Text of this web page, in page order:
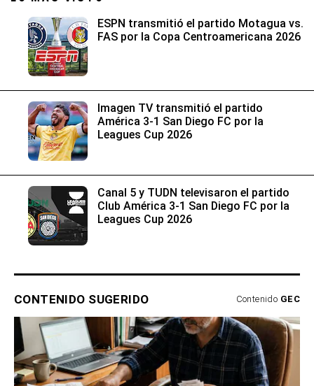
ESPN transmitió el partido Motagua vs.
FAS por la Copa Centroamericana 2026
Imagen TV transmitió el partido
América 3-1 San Diego FC por la
Leagues Cup 2026
Canal 5 y TUDN televisaron el partido
Club América 3-1 San Diego FC por la
Leagues Cup 2026
CONTENIDO SUGERIDO Contenido GEC